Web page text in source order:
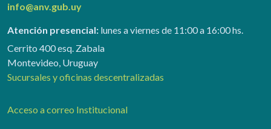
info@anv.gub.uy
Atención presencial: lunes a viernes de 11:00 a 16:00 hs.
Cerrito 400 esq. Zabala
Montevideo, Uruguay
Sucursales y oficinas descentralizadas
Acceso a correo Institucional